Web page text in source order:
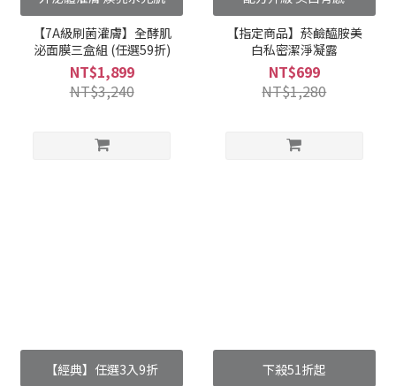
【7A級刷菌灌膚】全酵肌
泌面膜三盒組 (任選59折)
NT$1,899
NT$3,240
【指定商品】菸鹼醯胺美
白私密潔淨凝露
NT$699
NT$1,280
【經典】任選3入9折
下殺51折起